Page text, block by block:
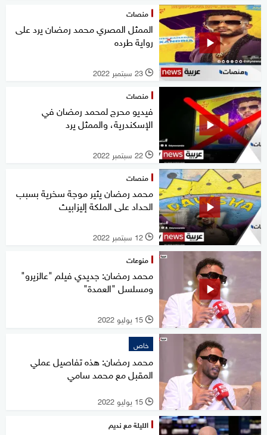
منصات
الممثل المصري محمد رمضان يرد على
رواية طرده
l 23 سبتمبر 2022
منصات
فيديو محرج لمحمد رمضان في
الإسكندرية، والممثل يرد
l 22 سبتمبر 2022
منصات
محمد رمضان يثير موجة سخرية بسبب
الحداد على الملكة إليزابيث
l 12 سبتمبر 2022
منوعات
محمد رمضان: جديدي فيلم "عالزيرو"
ومسلسل "العمدة"
l 15 يوليو 2022
خاص
محمد رمضان: هذه تفاصيل عملي
المقبل مع محمد سامي
l 15 يوليو 2022
الليلة مع نديم